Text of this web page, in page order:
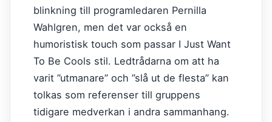
blinkning till programledaren Pernilla
Wahlgren, men det var också en
humoristisk touch som passar I Just Want
To Be Cools stil. Ledtrådarna om att ha
varit ”utmanare” och ”slå ut de flesta” kan
tolkas som referenser till gruppens
tidigare medverkan i andra sammanhang.